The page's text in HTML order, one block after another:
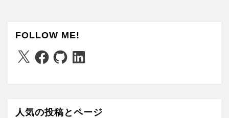
FOLLOW ME!
X Facebook
GitHubLinkedIn
人気の投稿とページ